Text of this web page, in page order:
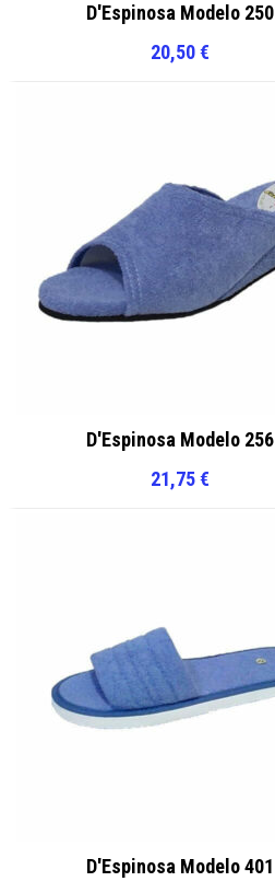
D'Espinosa Modelo 250
20,50€
D'Espinosa Modelo 256
21,75€
D'Espinosa Modelo 401